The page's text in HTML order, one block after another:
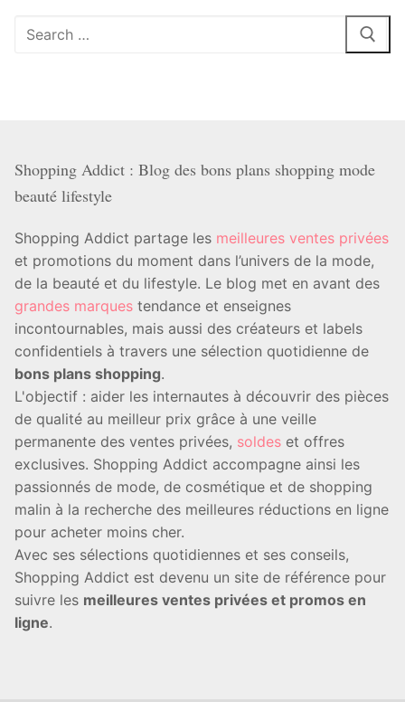
Rechercher
Shopping Addict : Blog des bons plans shopping mode
beauté lifestyle
Shopping Addict partage les meilleures ventes privées
et promotions du moment dans l’univers de la mode,
de la beauté et du lifestyle. Le blog met en avant des
grandes marques tendance et enseignes
incontournables, mais aussi des créateurs et labels
confidentiels à travers une sélection quotidienne de
bons plans shopping.
L'objectif : aider les internautes à découvrir des pièces
de qualité au meilleur prix grâce à une veille
permanente des ventes privées, soldes et offres
exclusives. Shopping Addict accompagne ainsi les
passionnés de mode, de cosmétique et de shopping
malin à la recherche des meilleures réductions en ligne
pour acheter moins cher.
Avec ses sélections quotidiennes et ses conseils,
Shopping Addict est devenu un site de référence pour
suivre les meilleures ventes privées et promos en
ligne.